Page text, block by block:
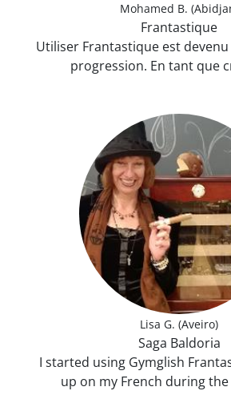
Mohamed B.
Frantastique
​Utiliser Frantastique est
progression. En tant que
Lisa G. (Aveiro)
Saga Baldoria
I started using Gymglish
up on my French during the